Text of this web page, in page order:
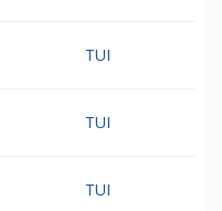
TUI
TUI
TUI